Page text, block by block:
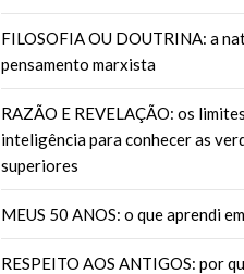
FILOSOFIA OU DOUTRINA: a
pensamento marxista
RAZÃO E REVELAÇÃO: os
inteligência para conhecer as
superiores
MEUS 50 ANOS: o que aprendi
RESPEITO AOS ANTIGOS: por